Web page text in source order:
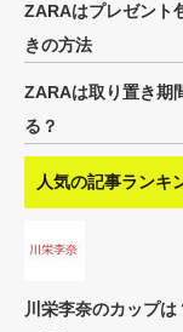
ZARAはプレゼント
きの方法
ZARAは取り置き期
る？
人気の記事ランキ
川栄李奈のカップ